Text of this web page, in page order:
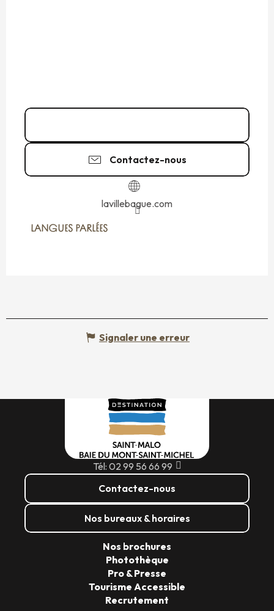
Contactez-nous
lavillebague.com
LANGUES PARLÉES
LANGUES PARLÉES
Signaler une erreur
Tél: 02 99 56 66 99
Contactez-nous
Nos bureaux & horaires
Nos brochures
Photothèque
Pro & Presse
Tourisme Accessible
Recrutement